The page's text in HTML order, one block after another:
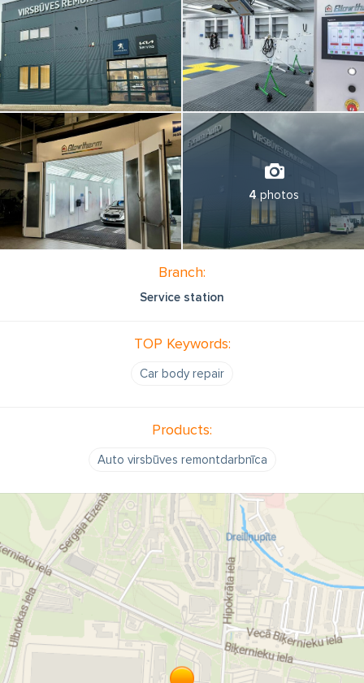
4 photos
Branch:
Service station
TOP Keywords:
Car body repair
Products:
Auto virsbūves remontdarbnīca